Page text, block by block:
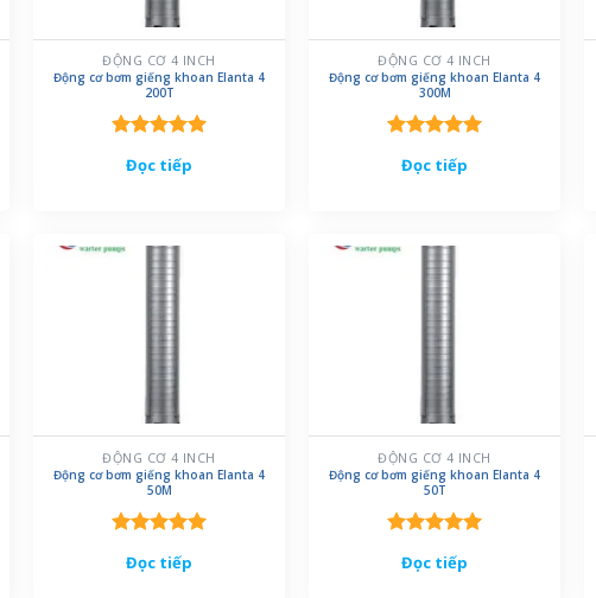
ĐỘNG CƠ 4 INCH
Động cơ bơm giếng khoan Elanta 4
200T
hạng 5.00
Đọc tiếp
ĐỘNG CƠ 4 INCH
Động cơ bơm giếng khoan Elanta 4
300M
hạng 5.00
Đọc tiếp
ĐỘNG CƠ 4 INCH
Động cơ bơm giếng khoan Elanta 4
50M
hạng 5.00
Đọc tiếp
ĐỘNG CƠ 4 INCH
Động cơ bơm giếng khoan Elanta 4
50T
hạng 5.00
Đọc tiếp